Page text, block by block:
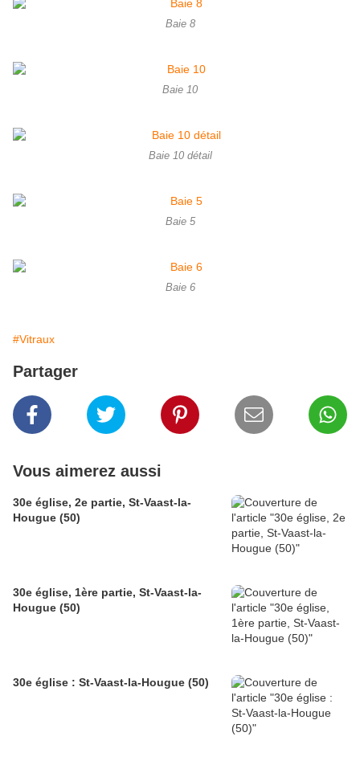
Baie 8
Baie 10
Baie 10 détail
Baie 5
Baie 6
#Vitraux
Partager
Vous aimerez aussi
30e église, 2e partie, St-Vaast-la-
Hougue (50)
30e église, 1ère partie, St-Vaast-la-
Hougue (50)
30e église : St-Vaast-la-Hougue (50)